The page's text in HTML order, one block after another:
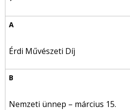
Érdi Művészeti Díj
Nemzeti ünnep – március 15.